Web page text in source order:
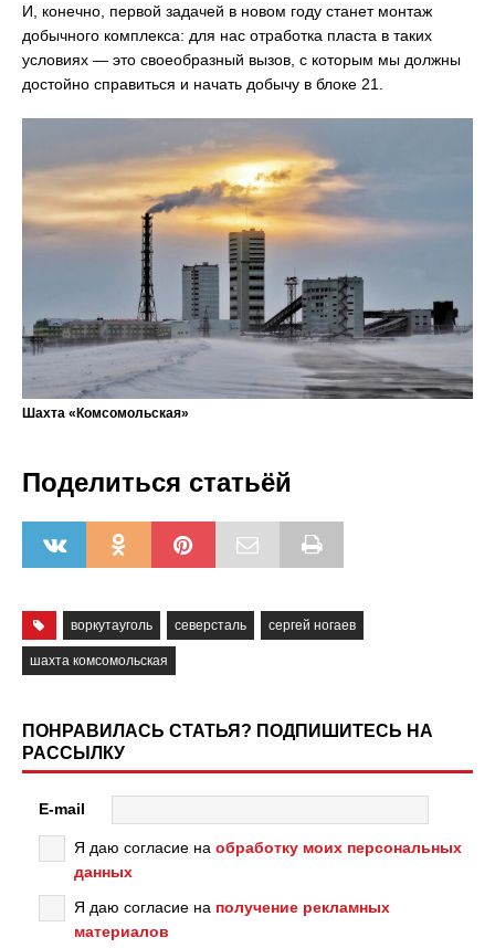
И, конечно, первой задачей в новом году станет монтаж
добычного комплекса: для нас отработка пласта в таких
условиях — это своеобразный вызов, с которым мы должны
достойно справиться и начать добычу в блоке 21.
Шахта «Комсомольская»
Поделиться статьёй
воркутауголь северсталь сергей ногаев
шахта комсомольская
ПОНРАВИЛАСЬ СТАТЬЯ? ПОДПИШИТЕСЬ НА
РАССЫЛКУ
E-mail
Я даю согласие на обработку моих персональных
данных
Я даю согласие на получение рекламных
материалов